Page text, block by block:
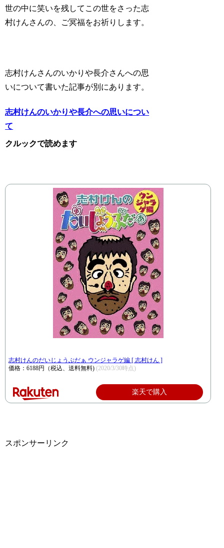
世の中に笑いを残してこの世をさった志
村けんさんの、ご冥福をお祈りします。
志村けんさんのいかりや長介さんへの思
いについて書いた記事が別にあります。
志村けんのいかりや長介への思いについ
て
クルックで読めます
志村けんのだいじょうぶだぁ ウンジャラゲ編 [ 志村けん ]
価格：6188円（税込、送料無料)(2020/3/30時点)
楽天で購入
スポンサーリンク